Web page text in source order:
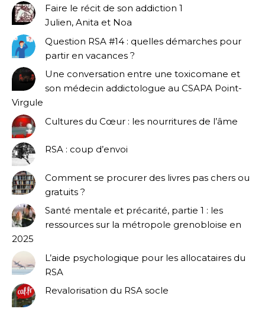
Faire le récit de son addiction 1
Julien, Anita et Noa
Question RSA #14 : quelles démarches pour
partir en vacances ?
Une conversation entre une toxicomane et
son médecin addictologue au CSAPA Point-
Virgule
Cultures du Cœur : les nourritures de l’âme
RSA : coup d’envoi
Comment se procurer des livres pas chers ou
gratuits ?
Santé mentale et précarité, partie 1 : les
ressources sur la métropole grenobloise en
2025
L’aide psychologique pour les allocataires du
RSA
Revalorisation du RSA socle